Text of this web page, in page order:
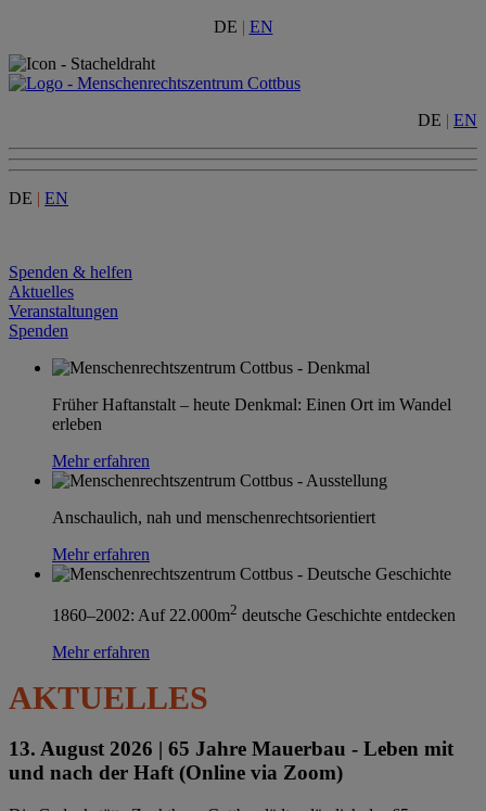
DE | EN
DE | EN
DE | EN
Spenden & helfen
Aktuelles
Veranstaltungen
Spenden
Früher Haftanstalt – heute Denkmal: Einen Ort im Wandel
erleben
Mehr erfahren
Anschaulich, nah und menschenrechtsorientiert
Mehr erfahren
1860–2002: Auf 22.000m2 deutsche Geschichte entdecken
Mehr erfahren
AKTUELLES
13. August 2026 | 65 Jahre Mauerbau - Leben mit
und nach der Haft (Online via Zoom)